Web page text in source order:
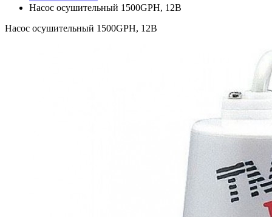
Насос осушительный 1500GPH, 12В
Насос осушительный 1500GPH, 12В